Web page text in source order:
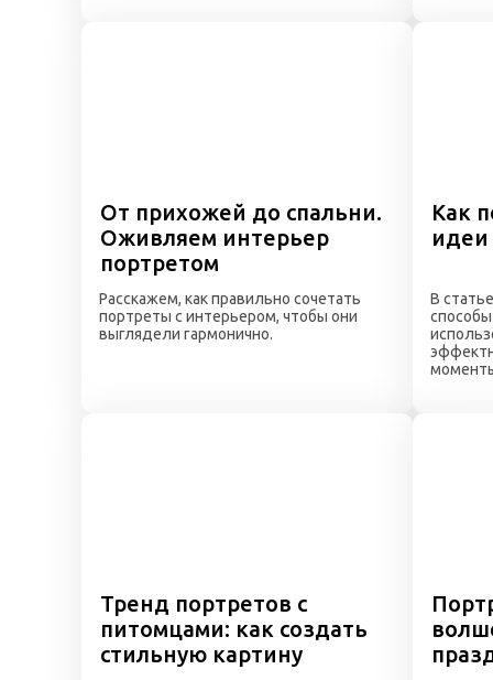
Расскажем, как правильно сочетать
портреты с интерьером, чтобы они
выглядели гармонично.
От прихожей до спальни.
Оживляем интерьер
портретом
В
Как
идеи
Тренд портретов с
питомцами: как создать
стильную картину